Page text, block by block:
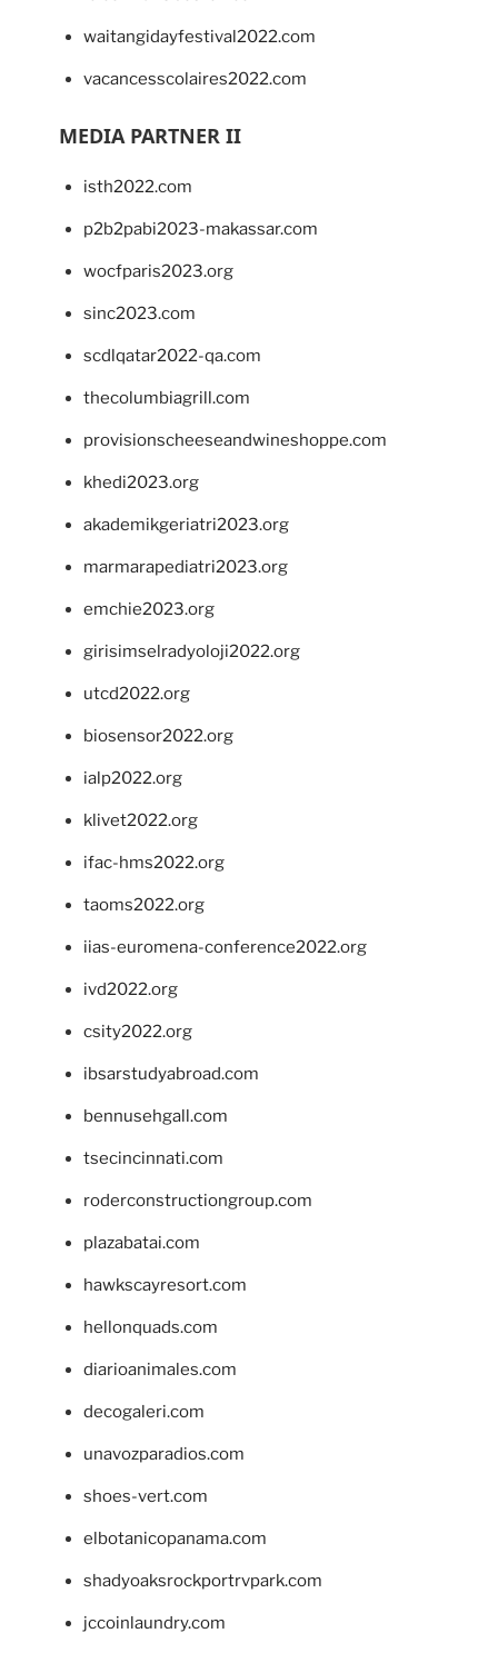
waitangidayfestival2022.com
vacancesscolaires2022.com
MEDIA PARTNER II
isth2022.com
p2b2pabi2023-makassar.com
wocfparis2023.org
sinc2023.com
scdlqatar2022-qa.com
thecolumbiagrill.com
provisionscheeseandwineshoppe.com
khedi2023.org
akademikgeriatri2023.org
marmarapediatri2023.org
emchie2023.org
girisimselradyoloji2022.org
utcd2022.org
biosensor2022.org
ialp2022.org
klivet2022.org
ifac-hms2022.org
taoms2022.org
iias-euromena-conference2022.org
ivd2022.org
csity2022.org
ibsarstudyabroad.com
bennusehgall.com
tsecincinnati.com
roderconstructiongroup.com
plazabatai.com
hawkscayresort.com
hellonquads.com
diarioanimales.com
decogaleri.com
unavozparadios.com
shoes-vert.com
elbotanicopanama.com
shadyoaksrockportrvpark.com
jccoinlaundry.com